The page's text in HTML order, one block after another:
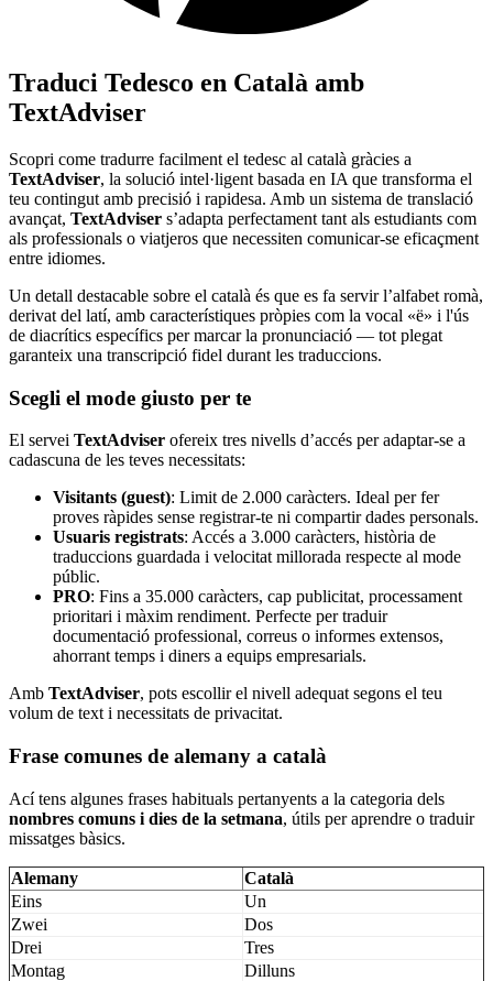
Traduci Tedesco en Català amb
TextAdviser
Scopri come tradurre facilment el tedesc al català gràcies a
TextAdviser, la solució intel·ligent basada en IA que transforma el
teu contingut amb precisió i rapidesa. Amb un sistema de translació
avançat, TextAdviser s’adapta perfectament tant als estudiants com
als professionals o viatjeros que necessiten comunicar-se eficaçment
entre idiomes.
Un detall destacable sobre el català és que es fa servir l’alfabet romà,
derivat del latí, amb característiques pròpies com la vocal «ë» i l'ús
de diacrítics específics per marcar la pronunciació — tot plegat
garanteix una transcripció fidel durant les traduccions.
Scegli el mode giusto per te
El servei TextAdviser ofereix tres nivells d’accés per adaptar-se a
cadascuna de les teves necessitats:
Visitants (guest): Limit de 2.000 caràcters. Ideal per fer
proves ràpides sense registrar-te ni compartir dades personals.
Usuaris registrats: Accés a 3.000 caràcters, història de
traduccions guardada i velocitat millorada respecte al mode
públic.
PRO: Fins a 35.000 caràcters, cap publicitat, processament
prioritari i màxim rendiment. Perfecte per traduir
documentació professional, correus o informes extensos,
ahorrant temps i diners a equips empresarials.
Amb TextAdviser, pots escollir el nivell adequat segons el teu
volum de text i necessitats de privacitat.
Frase comunes de alemany a català
Ací tens algunes frases habituals pertanyents a la categoria dels
nombres comuns i dies de la setmana, útils per aprendre o traduir
missatges bàsics.
Alemany
Català
Eins
Un
Zwei
Dos
Drei
Tres
Montag
Dilluns